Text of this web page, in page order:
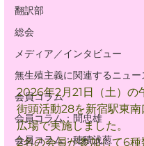
翻訳部
総会
メディア／インタビュー
無生殖主義に関連するニュー
会員コラム
会員コラム：間忠雄
会員コラム：穂積浅葱
2026年2月21日（土）の
街頭活動28を新宿駅東
広場で実施しました。
2名の会員が参加して6